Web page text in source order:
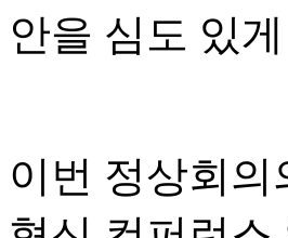
안을 심도 있
이번 정상회